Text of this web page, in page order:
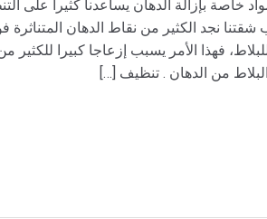
خاصة بإزالة الدهان يساعدنا كثيرا على
شقتنا نجد الكثير من نقاط الدهان المتناثرة
فهذا الأمر يسبب إزعاجا كبيرا للكثير
من الدهان . تنظيف […]